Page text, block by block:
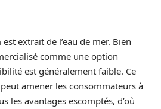
est extrait de l’eau de mer. Bien
comme une option
est généralement faible. Ce
amener les consommateurs à
les avantages escomptés, d’où